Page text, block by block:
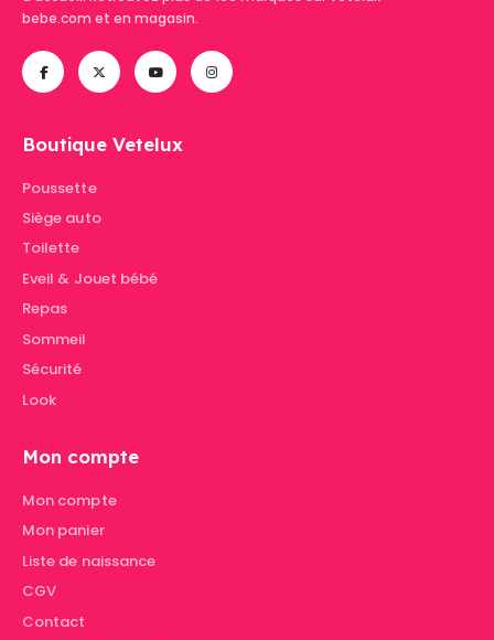
bebe.com et en magasin.
Boutique Vetelux
Poussette
Siège auto
Toilette
Eveil & Jouet bébé
Repas
Sommeil
Sécurité
Look
Mon compte
Mon compte
Mon panier
Liste de naissance
CGV
Contact